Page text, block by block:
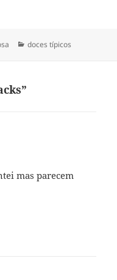
Categorias
doces típicos
mas parecem